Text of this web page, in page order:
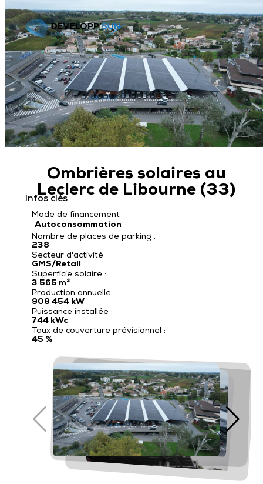
Skip
to
content
Secteur d’activités
GMS
Industriel
Nos Ombrières
Nos ombrières de parking
Ombrière monopente
Ombrière bipente
Ombrière reliée
Projet clé en main
Savoir-faire
Conception
Fabrication
Installation
Maintenance
Simulateur d’économies
Ressources
Pré-étude offerte
Témoignages
Réalisations
Actualités
Recrutement
Votre étude offerte
Qui sommes-nous
Contact
Ombrières solaires au
Leclerc de Libourne (33)
Infos clés
Mode de financement
Autoconsommation
Nombre de places de parking :
238
Secteur d'activité
GMS/Retail
Superficie solaire :
3 565 m²
Production annuelle :
908 454 kW
Puissance installée :
744 kWc
Taux de couverture prévisionnel :
45 %